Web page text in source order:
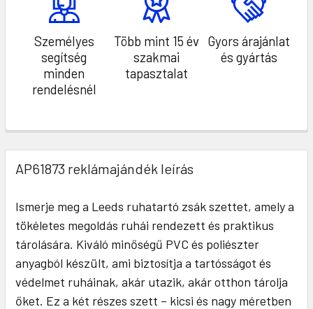
Személyes
segítség
minden
rendelésnél
Több mint 15 év
szakmai
tapasztalat
Gyors árajánlat
és gyártás
AP61873 reklámajándék leírás
Ismerje meg a Leeds ruhatartó zsák szettet, amely a
tökéletes megoldás ruhái rendezett és praktikus
tárolására. Kiváló minőségű PVC és poliészter
anyagból készült, ami biztosítja a tartósságot és
védelmet ruháinak, akár utazik, akár otthon tárolja
őket. Ez a két részes szett – kicsi és nagy méretben